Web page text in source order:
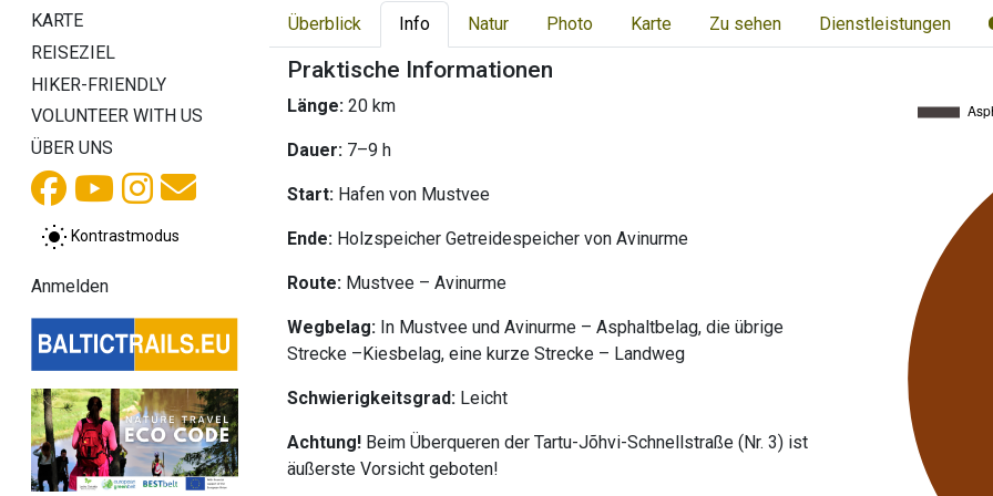
KARTE
REISEZIEL
HIKER-FRIENDLY
VOLUNTEER WITH US
ÜBER UNS
Kontrastmodus
Anmelden
Überblick Info Natur Photo Karte Zu sehen Dienstleistungen
Praktische Informationen
Länge:20 km
Dauer: 7–9 h
Start: Hafen von Mustvee
Ende: Holzspeicher Getreidespeicher von Avinurme
Route: Mustvee – Avinurme
Wegbelag: In Mustvee und Avinurme – Asphaltbelag, die übrige
Strecke –Kiesbelag, eine kurze Strecke – Landweg
Schwierigkeitsgrad: Leicht
Achtung! Beim Überqueren der Tartu-Jõhvi-Schnellstraße (Nr. 3) ist
äußerste Vorsicht geboten!